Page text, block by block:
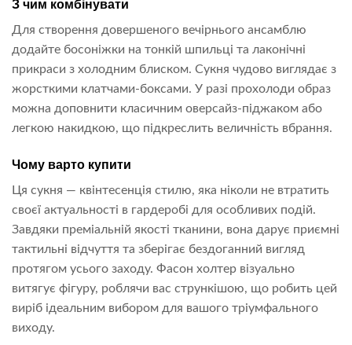
З чим комбінувати
Для створення довершеного вечірнього ансамблю
додайте босоніжки на тонкій шпильці та лаконічні
прикраси з холодним блиском. Сукня чудово виглядає з
жорсткими клатчами-боксами. У разі прохолоди образ
можна доповнити класичним оверсайз-піджаком або
легкою накидкою, що підкреслить величність вбрання.
Чому варто купити
Ця сукня — квінтесенція стилю, яка ніколи не втратить
своєї актуальності в гардеробі для особливих подій.
Завдяки преміальній якості тканини, вона дарує приємні
тактильні відчуття та зберігає бездоганний вигляд
протягом усього заходу. Фасон холтер візуально
витягує фігуру, роблячи вас стрункішою, що робить цей
виріб ідеальним вибором для вашого тріумфального
виходу.